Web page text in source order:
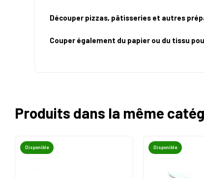
Découper pizzas, pâtisseries et autres
Couper également du papier ou du tissu
Produits dans la même
Disponible Disponible